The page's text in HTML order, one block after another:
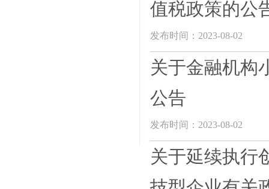
值税政策的公
发布时间：2023-08-02
关于金融机构
公告
发布时间：2023-08-02
关于延续执行